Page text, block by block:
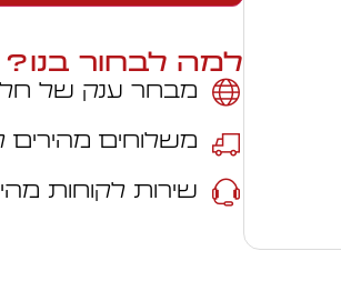
למה לבחור בנו?
מבחר ענק של
משלוחים
שירות לקוחות